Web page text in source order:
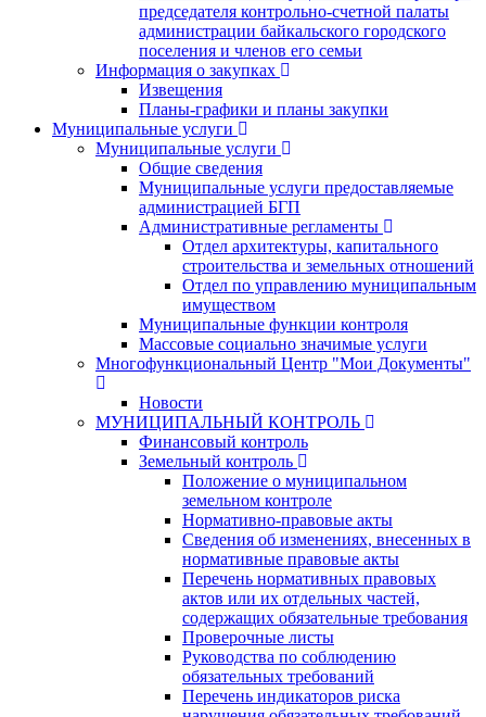
председателя контрольно-счетной палаты
администрации байкальского городского
поселения и членов его семьи
Информация о закупках
Извещения
Планы-графики и планы закупки
Муниципальные услуги
Муниципальные услуги
Общие сведения
Муниципальные услуги предоставляемые
администрацией БГП
Административные регламенты
Отдел архитектуры, капитального
строительства и земельных отношений
Отдел по управлению муниципальным
имуществом
Муниципальные функции контроля
Массовые социально значимые услуги
Многофункциональный Центр "Мои Документы"
Новости
МУНИЦИПАЛЬНЫЙ КОНТРОЛЬ
Финансовый контроль
Земельный контроль
Положение о муниципальном
земельном контроле
Нормативно-правовые акты
Сведения об изменениях, внесенных в
нормативные правовые акты
Перечень нормативных правовых
актов или их отдельных частей,
содержащих обязательные требования
Проверочные листы
Руководства по соблюдению
обязательных требований
Перечень индикаторов риска